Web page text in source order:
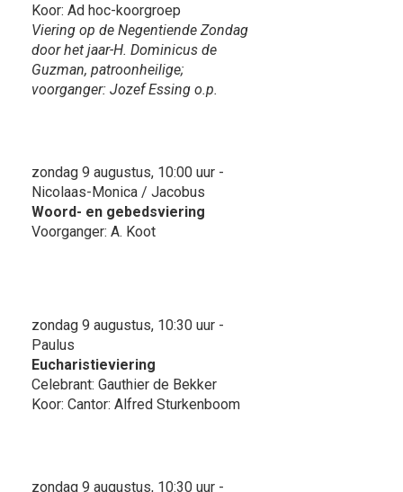
Koor: Ad hoc-koorgroep
Viering op de Negentiende Zondag
door het jaar-H. Dominicus de
Guzman, patroonheilige;
voorganger: Jozef Essing o.p.
zondag 9 augustus, 10:00 uur -
Nicolaas-Monica / Jacobus
Woord- en gebedsviering
Voorganger: A. Koot
zondag 9 augustus, 10:30 uur -
Paulus
Eucharistieviering
Celebrant: Gauthier de Bekker
Koor: Cantor: Alfred Sturkenboom
zondag 9 augustus, 10:30 uur -